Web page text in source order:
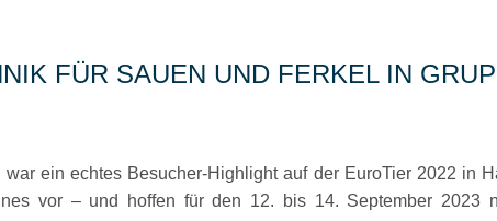
FÜR SAUEN UND FERKEL IN
war ein echtes Besucher-Highlight auf der EuroTier 2022 in
vor – und hoffen für den 12. bis 14. September 2023